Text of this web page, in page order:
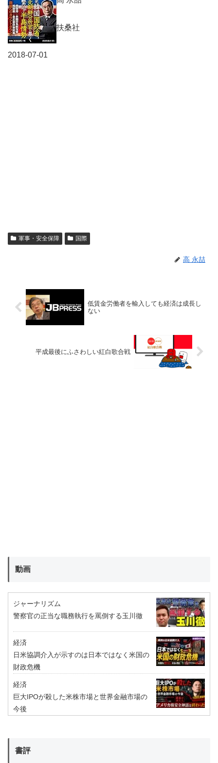
扶桑社
2018-07-01
軍事・安全保障 国際
高 永喆
低賃金労働者を輸入しても経済は成長し
ない
平成最後にふさわしい紅白歌合戦
動画
ジャーナリズム
警察官の正当な職務執行を罵倒する玉川徹
経済
日米協調介入が示すのは日本ではなく米国の
財政危機
経済
巨大IPOが殺した米株市場と世界金融市場の
今後
書評